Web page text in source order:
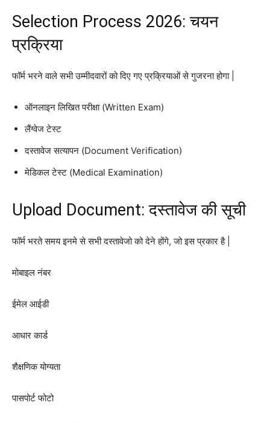
Selection Process 2026: चयन
प्रक्रिया
फॉर्म भरने वाले सभी उम्मीदवारों को दिए गए प्रक्रियाओं से गुजरना होगा |
ऑनलाइन लिखित परीक्षा (Written Exam)
लैंग्वेज टेस्ट
दस्तावेज सत्यापन (Document Verification)
मेडिकल टेस्ट (Medical Examination)
Upload Document: दस्तावेज की सूची
फॉर्म भरते समय इनमे से सभी दस्तावेजो को देने होंगे, जो इस प्रकार है |
मोबाइल नंबर
ईमेल आईडी
आधार कार्ड
शैक्षणिक योग्यता
पासपोर्ट फोटो